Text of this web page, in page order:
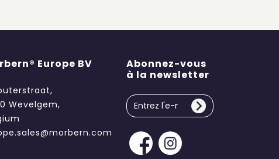
Europe BV
Wevelgem,
Abonnez-vous
à la newsletter